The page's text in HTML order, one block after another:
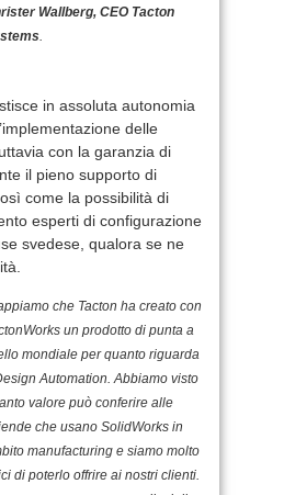
Wallberg, CEO Tacton
.
in assoluta autonomia
delle
con la garanzia di
il pieno supporto di
come la possibilità di
esperti di configurazione
svedese, qualora se ne
che Tacton ha creato con
un prodotto di punta a
mondiale per quanto riguarda
Automation. Abbiamo visto
valore può conferire alle
che usano SolidWorks in
manufacturing e siamo molto
di poterlo offrire ai nostri clienti.